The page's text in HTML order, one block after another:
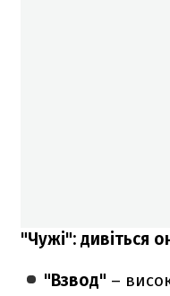
"Чужі": дивіться
"Взвод" –